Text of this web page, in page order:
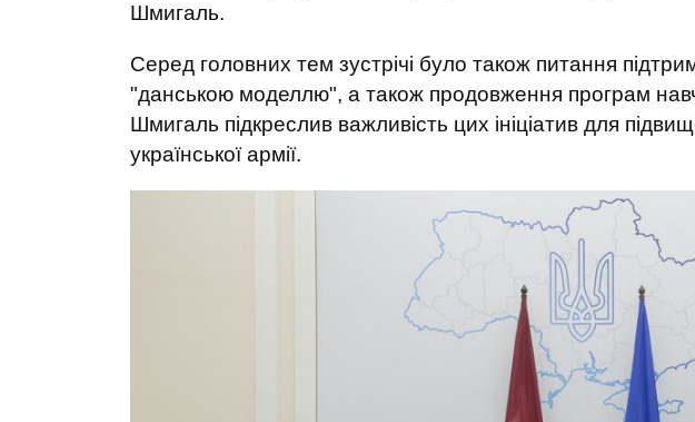
Шмигаль.
Серед головних тем зустрічі було також питання
"данською моделлю", а також продовження програм
Шмигаль підкреслив важливість цих ініціатив для
української армії.